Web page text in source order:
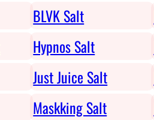
BLVK Salt
Hypnos Salt
Just Juice Salt
Maskking Salt